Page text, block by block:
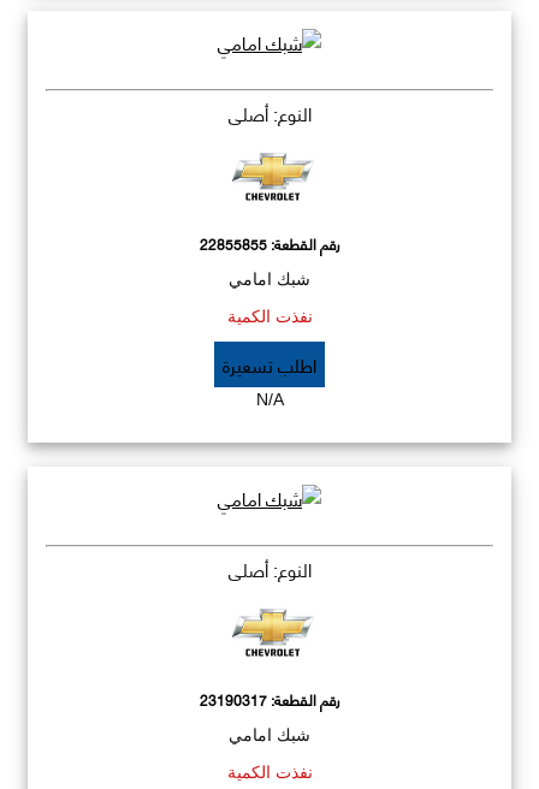
النوع: أصلي
رقم القطعة:22855855
شبك امامي
نفذت الكمية
اطلب تسعيرة
N/A
النوع: أصلي
رقم القطعة:23190317
شبك امامي
نفذت الكمية